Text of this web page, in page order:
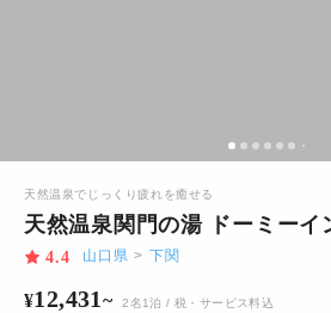
天然温泉でじっくり疲れを癒せる
天然温泉関門の湯 ドーミーイ
4.4 山口県 > 下関
¥12,431 ~ 2名1泊 / 税・サービス料込